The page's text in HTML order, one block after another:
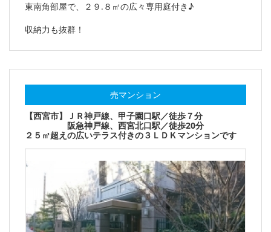
東南角部屋で、２９.８㎡の広々専用庭付き♪
収納力も抜群！
売マンション
【西宮市】ＪＲ神戸線、甲子園口駅／徒歩７分
阪急神戸線、西宮北口駅／徒歩20分
２５㎡超えの広いテラス付きの３ＬＤＫマンションです